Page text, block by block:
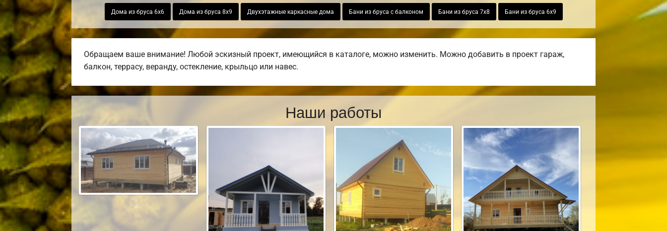
Дома из бруса 6х6 Дома из бруса 8х9 Двухэтажные каркасные дома Бани из бруса с балконом Бани из бруса 7х8 Бани из бруса 6х9
Обращаем ваше внимание! Любой эскизный проект, имеющийся в каталоге, можно изменить. Можно добавить в проект гараж,
балкон, террасу, веранду, остекление, крыльцо или навес.
Наши работы